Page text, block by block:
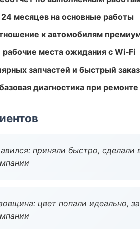
24 месяцев на основные работы
к автомобилям
места ожидания с Wi‑Fi
запчастей и быстрый
диагностика при ремонте
приняли быстро, сделали
цвет попали идеально,